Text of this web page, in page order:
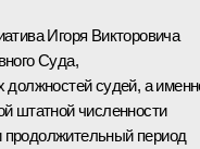
Игоря Викторовича
Суда,
должностей судей, а
штатной численности
продолжительный период